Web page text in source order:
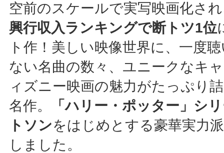
空前のスケールで実写映画化さ
興行収入ランキングで断トツ1位
ト作！美しい映像世界に、一度
ない名曲の数々、ユニークなキ
ィズニー映画の魅力がたっぷり
名作。
「ハリー・ポッター」シ
トソンをはじめとする豪華実力
しました。